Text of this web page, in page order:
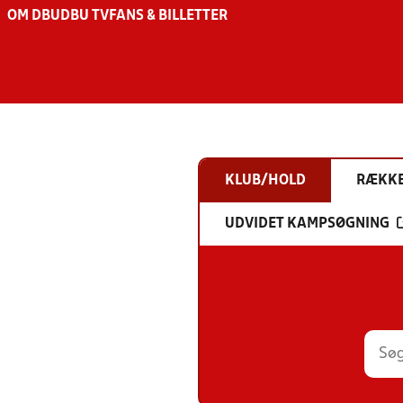
OM DBU DBU TV FANS & BILLETTER
KLUB/HOLD
UDVIDET KAMPSØGNING